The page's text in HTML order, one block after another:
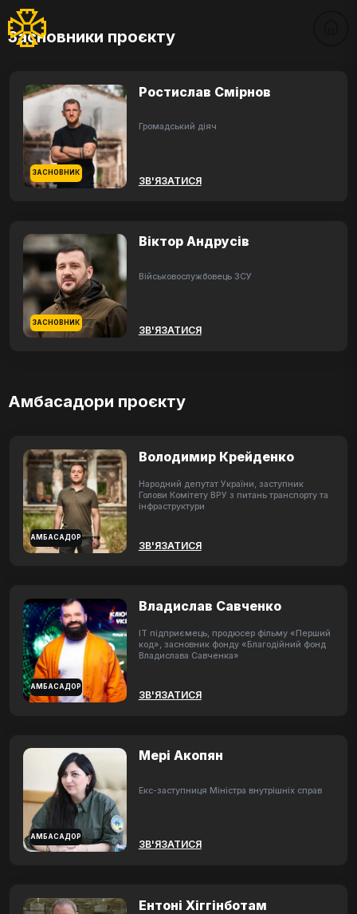
Засновники проєкту
ЗАСНОВНИК
Ростислав Смірнов
Громадський діяч
ЗВ'ЯЗАТИСЯ
ЗАСНОВНИК
Віктор Андрусів
Військовослужбовець ЗСУ
ЗВ'ЯЗАТИСЯ
Амбасадори проєкту
АМБАСАДОР
Володимир Крейденко
Народний депутат України, заступник
Голови Комітету ВРУ з питань транспорту та
інфраструктури
ЗВ'ЯЗАТИСЯ
АМБАСАДОР
Владислав Савченко
ІТ підприємець, продюсер фільму «Перший
код», засновник фонду «Благодійний фонд
Владислава Савченка»
ЗВ'ЯЗАТИСЯ
АМБАСАДОР
Мері Акопян
Екс-заступниця Міністра внутрішніх справ
ЗВ'ЯЗАТИСЯ
Ентоні Хіггінботам